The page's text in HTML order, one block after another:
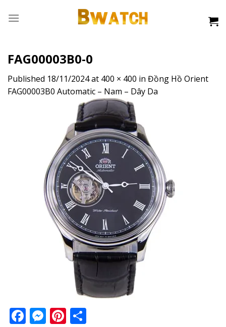
FAG00003B0-0
Published 18/11/2024at 400 × 400 in Đồng Hồ Orient
FAG00003B0 Automatic – Nam – Dây Da
Facebook
Messenger
Pinterest